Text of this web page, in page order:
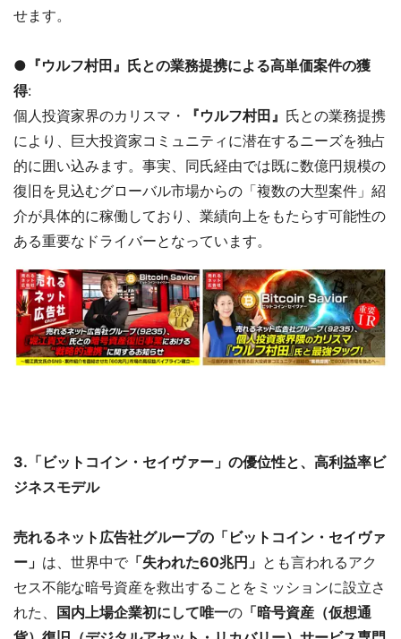
せます。
●『ウルフ村田』氏との業務提携による高単価案件の獲
得:
個人投資家界のカリスマ・
『ウルフ村田』 氏との業務提携
により、巨大投資家コミュニティに潜在するニーズを独占
的に囲い込みます。事実、同氏経由では既に数億円規模の
復旧を見込むグローバル市場からの「複数の大型案件」紹
介が具体的に稼働しており、業績向上をもたらす可能性の
ある重要なドライバーとなっています。
3.「ビットコイン・セイヴァー」の優位性と、高利益率ビ
ジネスモデル
売れるネット広告社グループの「ビットコイン・セイヴァ
ー」 は、世界中で 「失われた60兆円」 とも言われるアク
セス不能な暗号資産を救出することをミッションに設立さ
れた、
国内上場企業初にして唯一の 「暗号資産（仮想通